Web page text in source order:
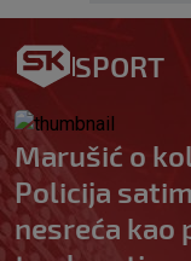
SPORT
Marušić o
Policija
nesreća kao